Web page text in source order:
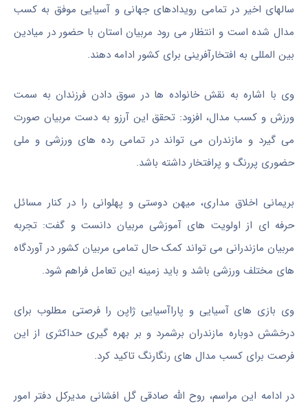
سالهای اخیر در تمامی رویدادهای جهانی و آسیایی موفق به کسب
مدال شده است و انتظار می رود مربیان استان با حضور در میادین
بین المللی به افتخارآفرینی برای کشور ادامه دهند.
وی با اشاره به نقش خانواده ها در سوق دادن فرزندان به سمت
ورزش و کسب مدال، افزود: تحقق این آرزو به دست مربیان صورت
می گیرد و مازندران می تواند در تمامی رده های ورزشی و ملی
حضوری پررنگ و پرافتخار داشته باشد.
بریمانی اخلاق مداری، میهن دوستی و پهلوانی را در کنار مسائل
حرفه ای از اولویت های آموزشی مربیان دانست و گفت: تجربه
مربیان مازندرانی می تواند کمک حال تمامی مربیان کشور در آوردگاه
های مختلف ورزشی باشد و باید زمینه این تعامل فراهم شود.
وی بازی های آسیایی و پاراآسیایی ژاپن را فرصتی مطلوب برای
درخشش دوباره مازندران برشمرد و بر بهره گیری حداکثری از این
فرصت برای کسب مدال های رنگارنگ تاکید کرد.
در ادامه این مراسم، روح الله صادقی گل افشانی مدیرکل دفتر امور